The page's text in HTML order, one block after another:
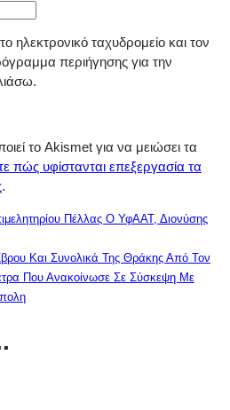
ηλεκτρονικό ταχυδρομείο και τον
περιήγησης για την
το Akismet για να μειώσει τα
πώς υφίστανται επεξεργασία τα
.
Πέλλας Ο ΥφΑΑΤ, Διονύσης
Και Συνολικά Της Θράκης Από Τον
Που Ανακοίνωσε Σε Σύσκεψη Με